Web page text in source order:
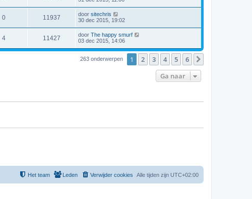
0 11937 door sitechris
30 dec 2015, 19:02
4 11427 door The happy smurf
03 dec 2015, 14:06
263 onderwerpen 1 2 3 4 5 6
Ga naar
Alle tijden zijn UTC+02:00
Verwijder cookies
Leden
Het team